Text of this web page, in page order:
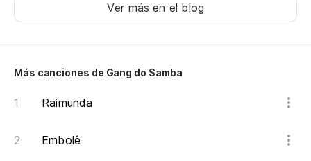
Ver más en el blog
Más canciones de Gang do Samba
Raimunda
Embolê